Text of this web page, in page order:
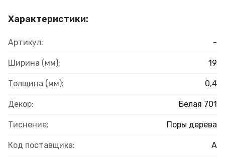
Характеристики:
Артикул: -
Ширина (мм): 19
Толщина (мм): 0,4
Декор: Белая 701
Тиснение: Поры дерева
Код поставщика: А